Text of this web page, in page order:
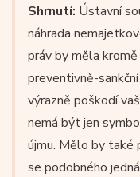
Shrnutí: Ústavní
náhrada
práv by měla
preventivně-
výrazně poškodí
nemá být jen
újmu. Mělo by také
se podobného